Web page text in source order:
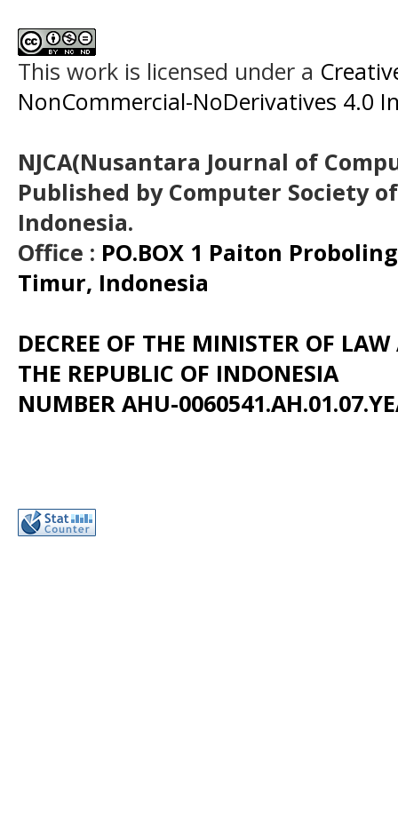
This work is licensed under a
NonCommercial-NoDerivatives 4.0
NJCA(Nusantara Journal of
Published by Computer Society
Indonesia.
Office : PO.BOX 1 Paiton
Timur, Indonesia
DECREE OF THE MINISTER OF
THE REPUBLIC OF INDONESIA
NUMBER AHU-